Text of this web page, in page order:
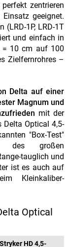
zentrieren
geeignet.
(LRD-1P, LRD-1T
und einfach in
= 10 cm auf 100
Zielfernrohres –
Delta auf einer
Magnum und
mit der
Optical 4,5-
"Box-Test"
des großen
tauglich und
ist es auch auf
Kleinkaliber-
Optical
HD 4,5-